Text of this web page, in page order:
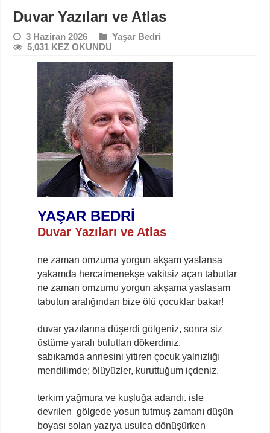
Duvar Yazıları ve Atlas
3 Haziran 2026
Yaşar Bedri
5,031 KEZ OKUNDU
YAŞAR BEDRİ
Duvar Yazıları ve Atlas
ne zaman omzuma yorgun akşam yaslansa
yakamda hercaimenekşe vakitsiz açan tabutlar
ne zaman omzumu yorgun akşama yaslasam
tabutun aralığından bize ölü çocuklar bakar!
duvar yazılarına düşerdi gölgeniz, sonra siz
üstüme yaralı bulutları dökerdiniz.
sabıkamda annesini yitiren çocuk yalnızlığı
mendilimde; ölüyüzler, kuruttuğum içdeniz.
terkim yağmura ve kuşluğa adandı. isle
devrilen gölgede yosun tutmuş zamanı düşün
boyası solan yazıya usulca dönüşürken